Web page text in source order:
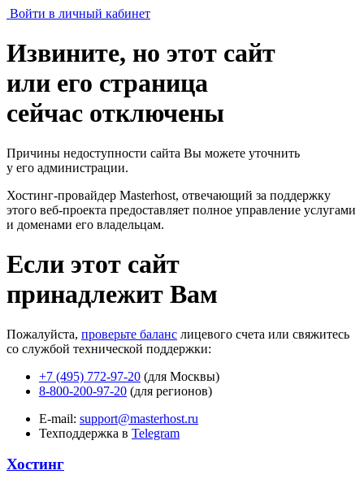
Войти в личный кабинет
Извините, но этот сайт
или его страница
сейчас отключены
Причины недоступности сайта Вы можете уточнить
у его администрации.
Хостинг-провайдер Masterhost, отвечающий за поддержку
этого веб-проекта предоставляет полное управление услугами
и доменами его владельцам.
Если этот сайт
принадлежит Вам
Пожалуйста, проверьте баланс лицевого счета или свяжитесь
со службой технической поддержки:
+7 (495) 772-97-20 (для Москвы)
8-800-200-97-20 (для регионов)
E-mail: support@masterhost.ru
Техподдержка в Telegram
Хостинг